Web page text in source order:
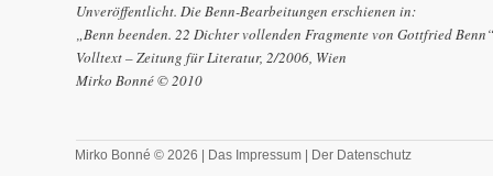
Unveröffentlicht. Die Benn-Bearbeitungen erschienen in:
„Benn beenden. 22 Dichter vollenden Fragmente von Gottfried Benn“
Volltext – Zeitung für Literatur, 2/2006, Wien
Mirko Bonné © 2010
Mirko Bonné © 2026 | Das Impressum | Der Datenschutz